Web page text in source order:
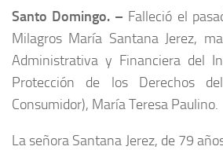
Santo Domingo. – Falleció el
Milagros María Santana Jerez,
Administrativa y Financiera del
Protección de los Derechos
Consumidor), María Teresa Paulino.
La señora Santana Jerez, de 79